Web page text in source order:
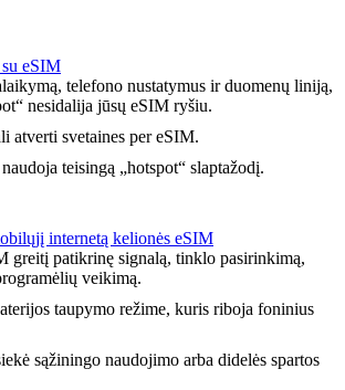
eSIM
telefono nustatymus ir duomenų liniją,
nesidalija jūsų eSIM ryšiu.
atverti svetaines per eSIM.
teisingą „hotspot“ slaptažodį.
internetą kelionės eSIM
greitį patikrinę signalą, tinklo pasirinkimą,
veikimą.
taupymo režime, kuris riboja foninius
sąžiningo naudojimo arba didelės spartos